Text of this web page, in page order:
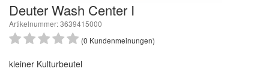
Deuter Wash Center I
Artikelnummer: 3639415000
(0 Kundenmeinungen)
kleiner Kulturbeutel